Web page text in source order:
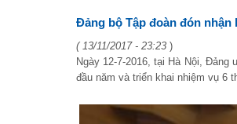
Đảng bộ Tập đoàn đón
( 13/11/2017 - 23:23 )
Ngày 12-7-2016, tại Hà Nội,
đầu năm và triển khai nhiệm vụ 6